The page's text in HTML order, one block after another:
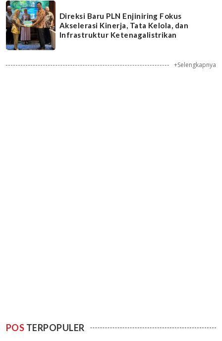
Direksi Baru PLN Enjiniring Fokus
Akselerasi Kinerja, Tata Kelola, dan
Infrastruktur Ketenagalistrikan
+Selengkapnya
POS TERPOPULER